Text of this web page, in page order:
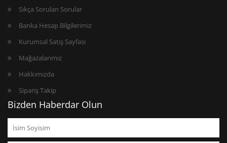
Sıkça Sorulan Sorular
Banka Hesap Bilgilerimiz
Kurumsal Satış Sayfası
Mağazalarımız
Hakkımızda
Sipariş Takip
Bizden Haberdar Olun